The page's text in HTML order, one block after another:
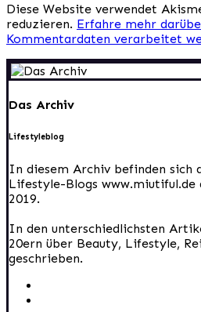
Diese Website verwendet
reduzieren. Erfahre mehr
Kommentardaten verarbeitet
Das Archiv
Lifestyleblog
In diesem Archiv befinden sich
Lifestyle-Blogs www.miutiful.de
2019.
In den unterschiedlichsten
20ern über Beauty, Lifestyle,
geschrieben.